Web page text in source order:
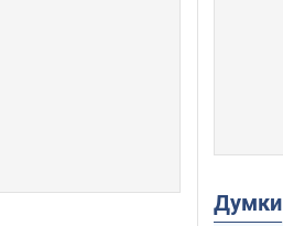
Думки